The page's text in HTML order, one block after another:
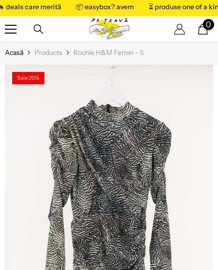
SARI LA CONȚINUT
deals care merită 📦 easybox? avem ⏳ produse one of
00
Acasă Products Rochie H&M Femei - S
Sale 20%